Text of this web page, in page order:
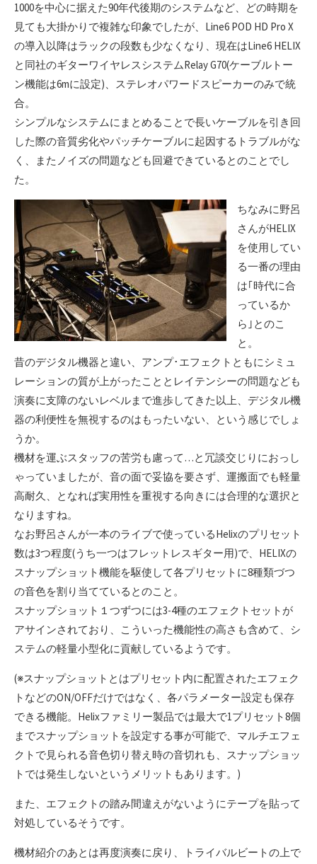
1000を中心に据えた90年代後期のシステムなど、どの時期を
見ても大掛かりで複雑な印象でしたが、Line6 POD HD Pro X
の導入以降はラックの段数も少なくなり、現在はLine6 HELIX
と同社のギターワイヤレスシステムRelay G70(ケーブルトー
ン機能は6mに設定)、ステレオパワードスピーカーのみで統
合。
シンプルなシステムにまとめることで長いケーブルを引き回
した際の音質劣化やパッチケーブルに起因するトラブルがな
く、またノイズの問題なども回避できているとのことでし
た。
ちなみに野呂
さんがHELIX
を使用してい
る一番の理由
は｢時代に合
っているか
ら｣とのこ
と。
昔のデジタル機器と違い、アンプ･エフェクトともにシミュ
レーションの質が上がったこととレイテンシーの問題なども
演奏に支障のないレベルまで進歩してきた以上、デジタル機
器の利便性を無視するのはもったいない、という感じでしょ
うか。
機材を運ぶスタッフの苦労も慮って…と冗談交じりにおっし
ゃっていましたが、音の面で妥協を要さず、運搬面でも軽量
高耐久、となれば実用性を重視する向きには合理的な選択と
なりますね。
なお野呂さんが一本のライブで使っているHelixのプリセット
数は3つ程度(うち一つはフレットレスギター用)で、HELIXの
スナップショット機能を駆使して各プリセットに8種類づつ
の音色を割り当てているとのこと。
スナップショット１つずつには3-4種のエフェクトセットが
アサインされており、こういった機能性の高さも含めて、シ
ステムの軽量小型化に貢献しているようです。
(※スナップショットとはプリセット内に配置されたエフェク
トなどのON/OFFだけではなく、各パラメーター設定も保存
できる機能。Helixファミリー製品では最大で1プリセット8個
までスナップショットを設定する事が可能で、マルチエフェ
クトで見られる音色切り替え時の音切れも、スナップショッ
トでは発生しないというメリットもあります。)
また、エフェクトの踏み間違えがないようにテープを貼って
対処しているそうです。
機材紹介のあとは再度演奏に戻り、トライバルビートの上で